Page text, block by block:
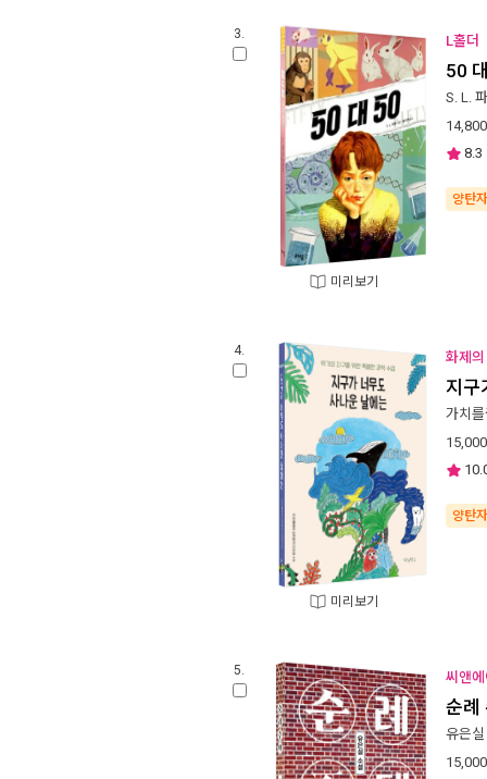
3.
미리보기
L홀더
50
S. L.
14,800
8.3
양탄
4.
미리보기
화제
지구
가치
15,000
양탄
5. 씨앤
순례
유은실
15,000